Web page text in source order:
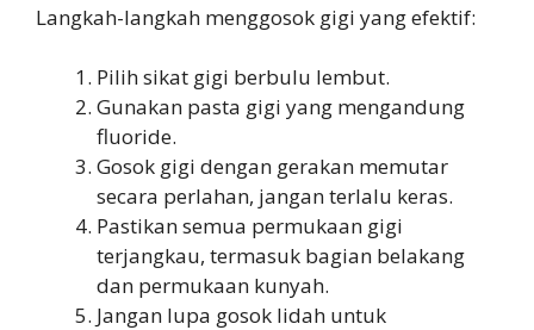
Langkah-langkah menggosok gigi yang efektif:
Pilih sikat gigi berbulu lembut.
Gunakan pasta gigi yang mengandung
fluoride.
Gosok gigi dengan gerakan memutar
secara perlahan, jangan terlalu keras.
Pastikan semua permukaan gigi
terjangkau, termasuk bagian belakang
dan permukaan kunyah.
Jangan lupa gosok lidah untuk